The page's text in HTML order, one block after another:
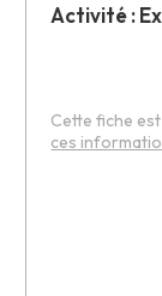
Activité :
Cette fiche
ces